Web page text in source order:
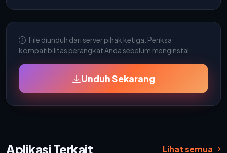
File diunduh dari server pihak ketiga. Periksa
kompatibilitas perangkat Anda sebelum menginstal.
Unduh Sekarang
Aplikasi Terkait Lihat semua